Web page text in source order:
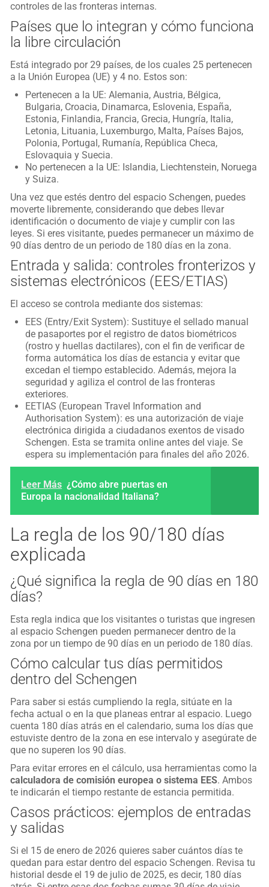
controles de las fronteras internas.
Países que lo integran y cómo funciona
la libre circulación
Está integrado por 29 países, de los cuales 25 pertenecen
a la Unión Europea (UE) y 4 no. Estos son:
Pertenecen a la UE: Alemania, Austria, Bélgica,
Bulgaria, Croacia, Dinamarca, Eslovenia, España,
Estonia, Finlandia, Francia, Grecia, Hungría, Italia,
Letonia, Lituania, Luxemburgo, Malta, Países Bajos,
Polonia, Portugal, Rumanía, República Checa,
Eslovaquia y Suecia.
No pertenecen a la UE: Islandia, Liechtenstein, Noruega
y Suiza.
Una vez que estés dentro del espacio Schengen, puedes
moverte libremente, considerando que debes llevar
identificación o documento de viaje y cumplir con las
leyes. Si eres visitante, puedes permanecer un máximo de
90 días dentro de un periodo de 180 días en la zona.
Entrada y salida: controles fronterizos y
sistemas electrónicos (EES/ETIAS)
El acceso se controla mediante dos sistemas:
EES (Entry/Exit System): Sustituye el sellado manual
de pasaportes por el registro de datos biométricos
(rostro y huellas dactilares), con el fin de verificar de
forma automática los días de estancia y evitar que
excedan el tiempo establecido. Además, mejora la
seguridad y agiliza el control de las fronteras
exteriores.
EETIAS (European Travel Information and
Authorisation System): es una autorización de viaje
electrónica dirigida a ciudadanos exentos de visado
Schengen. Esta se tramita online antes del viaje. Se
espera su implementación para finales del año 2026.
Leer Más ¿Cómo abre puertas en
Europa la nacionalidad Italiana?
La regla de los 90/180 días
explicada
¿Qué significa la regla de 90 días en 180
días?
Esta regla indica que los visitantes o turistas que ingresen
al espacio Schengen pueden permanecer dentro de la
zona por un tiempo de 90 días en un periodo de 180 días.
Cómo calcular tus días permitidos
dentro del Schengen
Para saber si estás cumpliendo la regla, sitúate en la
fecha actual o en la que planeas entrar al espacio. Luego
cuenta 180 días atrás en el calendario, suma los días que
estuviste dentro de la zona en ese intervalo y asegúrate de
que no superen los 90 días.
Para evitar errores en el cálculo, usa herramientas como la
calculadora de comisión europea o sistema EES. Ambos
te indicarán el tiempo restante de estancia permitida.
Casos prácticos: ejemplos de entradas
y salidas
Si el 15 de enero de 2026 quieres saber cuántos días te
quedan para estar dentro del espacio Schengen. Revisa tu
historial desde el 19 de julio de 2025, es decir, 180 días